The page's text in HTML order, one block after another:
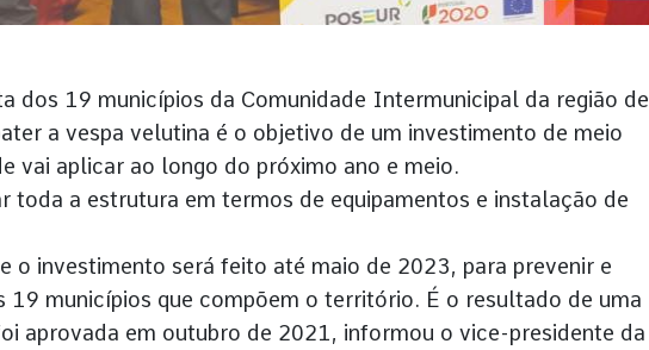
dos 19 municípios da Comunidade Intermunicipal da região de
a vespa velutina é o objetivo de um investimento de meio
vai aplicar ao longo do próximo ano e meio.
toda a estrutura em termos de equipamentos e instalação de
o investimento será feito até maio de 2023, para prevenir e
19 municípios que compõem o território. É o resultado de uma
aprovada em outubro de 2021, informou o vice-presidente da